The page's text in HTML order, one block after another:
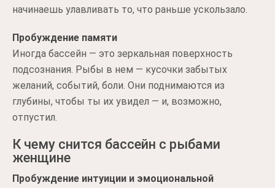
начинаешь улавливать то, что раньше ускользало.
Пробуждение памяти
Иногда бассейн — это зеркальная поверхность
подсознания. Рыбы в нем — кусочки забытых
желаний, событий, боли. Они поднимаются из
глубины, чтобы ты их увидел — и, возможно,
отпустил.
К чему снится бассейн с рыбами
женщине
Пробуждение интуиции и эмоциональной